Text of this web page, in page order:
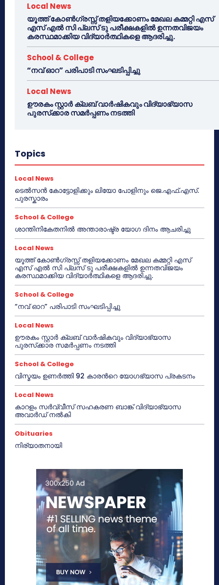
Local News
യൂത്ത് കോൺഗ്രസ്സ് തളിയക്കോണം മേഖല കമ്മറ്റി എസ്
എസ് എൽ സി പ്ലസ് ടു പരീക്ഷകളിൽ ഉന്നതവിജയം
കരസ്ഥമാക്കിയ വിദ്യാർത്ഥികളെ ആദരിച്ചു.
School & College
“നവ് ഓറ” പരിപാടി സംഘടിപ്പിച്ചു
Local News
ഊരകം സ്റ്റാർ ക്ലബ് വാർഷികവും വിദ്യാഭ്യാസ
പുരസ്‌ക്കാര സമർപ്പണം നടത്തി
Topics
Local News
ടെൽസൻ കോട്ടോളിക്കും ലിയോ പോളിനും ജെ.എഫ്.എസ്.
പുരസ്കാരം
School & College
ശാന്തിനികേതനിൽ അന്താരാഷ്ട്ര യോഗ ദിനം ആചരിച്ചു
Local News
യൂത്ത് കോൺഗ്രസ്സ് തളിയക്കോണം മേഖല കമ്മറ്റി എസ്
എസ് എൽ സി പ്ലസ് ടു പരീക്ഷകളിൽ ഉന്നതവിജയം
കരസ്ഥമാക്കിയ വിദ്യാർത്ഥികളെ ആദരിച്ചു.
School & College
“നവ് ഓറ” പരിപാടി സംഘടിപ്പിച്ചു
Local News
ഊരകം സ്റ്റാർ ക്ലബ് വാർഷികവും വിദ്യാഭ്യാസ
പുരസ്‌ക്കാര സമർപ്പണം നടത്തി
School & College
വിസ്മയം ഉണർത്തി 92 കാരൻറെ യോഗഭ്യാസ പ്രകടനം
Local News
കാറളം സർവ്വീസ് സഹകരണ ബാങ്ക് വിദ്യാഭ്യാസ
അവാർഡ് നൽകി
Obituaries
നിര്യാതനായി